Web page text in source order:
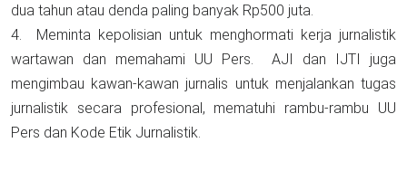
dua tahun atau denda paling banyak Rp500 juta.
4. Meminta kepolisian untuk menghormati kerja jurnalistik
wartawan dan memahami UU Pers. AJI dan IJTI juga
mengimbau kawan-kawan jurnalis untuk menjalankan tugas
jurnalistik secara profesional, mematuhi rambu-rambu UU
Pers dan Kode Etik Jurnalistik.